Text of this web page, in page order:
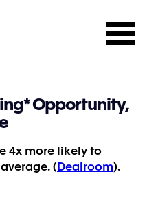
Opportunity,
4x more likely to
( Dealroom).